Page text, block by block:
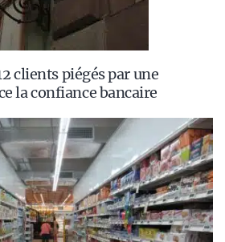
clients piégés par une
la confiance bancaire